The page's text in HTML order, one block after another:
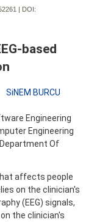
| DOI:
based
SiNEM BURCU
Engineering
Engineering
Of
affects people
on the clinician's
(EEG) signals,
the clinician's